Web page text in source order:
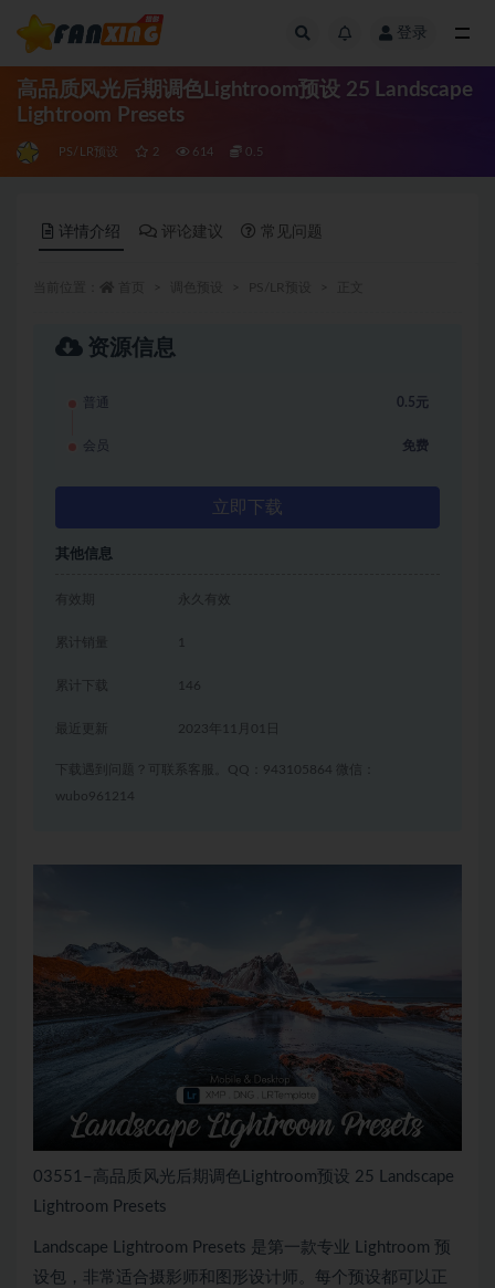
登录
高品质风光后期调色Lightroom预设 25 Landscape
Lightroom Presets
PS/LR预设 2 614 0.5
详情介绍 评论建议 常见问题
资源信息
普通 0.5元
会员 免费
立即下载
其他信息
有效期 永久有效
累计销量 1
累计下载 146
2023年11月01日
下载遇到问题？可联系客服。QQ：943105864 微信：
wubo961214
03551–高品质风光后期调色Lightroom预设 25 Landscape
Lightroom Presets
Landscape Lightroom Presets 是第一款专业 Lightroom 预
设包，非常适合摄影师和图形设计师。每个预设都可以正